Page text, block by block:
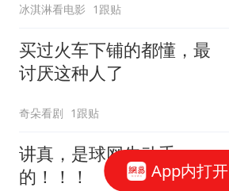
冰淇淋看电影 1跟贴
买过火车下铺的都懂，最
讨厌这种人了
奇朵看剧 1跟贴
讲真，是球网先动手
的！！！
App内打开